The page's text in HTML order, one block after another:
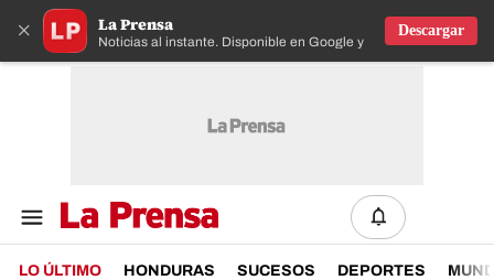
× La Prensa
Noticias al instante. Disponible en Google y IOS
Descargar
LO ÚLTIMO HONDURAS SUCESOS DEPORTES